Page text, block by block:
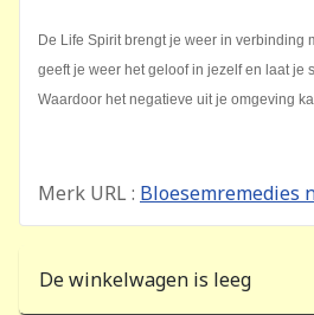
De Life Spirit brengt je weer in verbinding
geeft je weer het geloof in jezelf en laat je
Waardoor het negatieve uit je omgeving
Merk URL : Bloesemremedies
De winkelwagen is leeg